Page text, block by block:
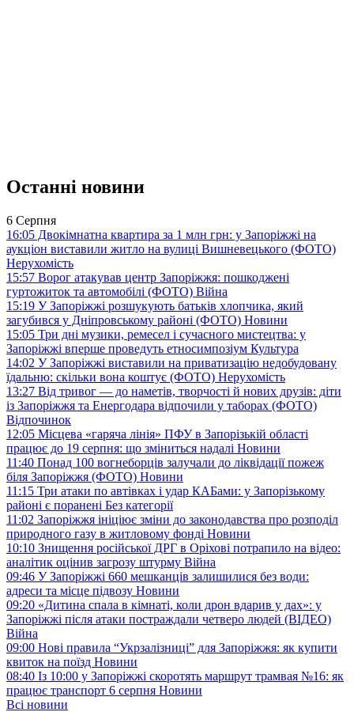
Останні новини
6 Серпня
16:05 Двокімнатна квартира за 1 млн грн: у Запоріжжі на
аукціон виставили житло на вулиці Вишневецького (ФОТО)
Нерухомість
15:57 Ворог атакував центр Запоріжжя: пошкоджені
гуртожиток та автомобілі (ФОТО) Війна
15:19 У Запоріжжі розшукують батьків хлопчика, який
загубився у Дніпровському районі (ФОТО) Новини
15:05 Три дні музики, ремесел і сучасного мистецтва: у
Запоріжжі вперше проведуть етносимпозіум Культура
14:02 У Запоріжжі виставили на приватизацію недобудовану
їдальню: скільки вона коштує (ФОТО) Нерухомість
13:27 Від тривог — до наметів, творчості й нових друзів: діти
із Запоріжжя та Енергодара відпочили у таборах (ФОТО)
Відпочинок
12:05 Місцева «гаряча лінія» ПФУ в Запорізькій області
працює до 19 серпня: що зміниться надалі Новини
11:40 Понад 100 вогнеборців залучали до ліквідації пожеж
біля Запоріжжя (ФОТО) Новини
11:15 Три атаки по автівках і удар КАБами: у Запорізькому
районі є поранені Без категорії
11:02 Запоріжжя ініціює зміни до законодавства про розподіл
природного газу в житловому фонді Новини
10:10 Знищення російської ДРГ в Оріхові потрапило на відео:
аналітик оцінив загрозу штурму Війна
09:46 У Запоріжжі 660 мешканців залишилися без води:
адреси та місце підвозу Новини
09:20 «Дитина спала в кімнаті, коли дрон вдарив у дах»: у
Запоріжжі після атаки постраждали четверо людей (ВІДЕО)
Війна
09:00 Нові правила “Укрзалізниці” для Запоріжжя: як купити
квиток на поїзд Новини
08:40 Із 10:00 у Запоріжжі скоротять маршрут трамвая №16: як
працює транспорт 6 серпня Новини
Всі новини